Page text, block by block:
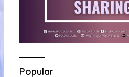
Popular